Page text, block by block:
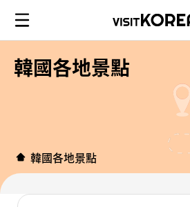
韓國各地景點
韓國各地景點